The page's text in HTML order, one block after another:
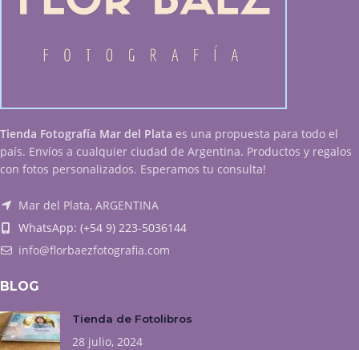
Tienda Fotografía Mar del Plata es una propuesta para todo el
país. Envíos a cualquier ciudad de Argentina. Productos y regalos
con fotos personalizados. Esperamos tu consulta!
Mar del Plata, ARGENTINA
WhatsApp: (+54 9) 223-5036144
info@florbaezfotografia.com
BLOG
Tienda de Fotolibros
28 julio, 2024